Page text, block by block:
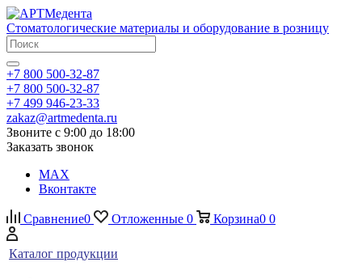
Стоматологические материалы и оборудование в розницу
+7 800 500-32-87
+7 800 500-32-87
+7 499 946-23-33
zakaz@artmedenta.ru
Звоните с 9:00 до 18:00
Заказать звонок
MAX
Вконтакте
Сравнение0 Отложенные 0 Корзина0 0
Каталог продукции